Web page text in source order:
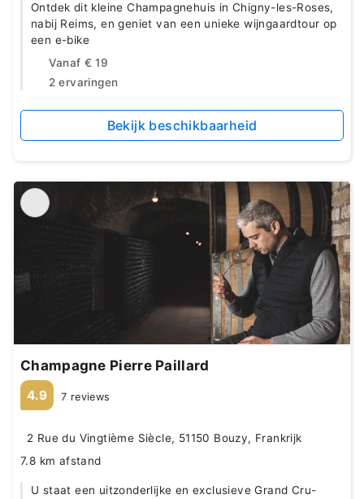
Ontdek dit kleine Champagnehuis in Chigny-les-Roses,
nabij Reims, en geniet van een unieke wijngaardtour op
een e-bike
Vanaf € 19
2 ervaringen
Bekijk beschikbaarheid
Champagne Pierre Paillard
4.9 7 reviews
2 Rue du Vingtième Siècle, 51150 Bouzy, Frankrijk
7.8 km afstand
U staat een uitzonderlijke en exclusieve Grand Cru-